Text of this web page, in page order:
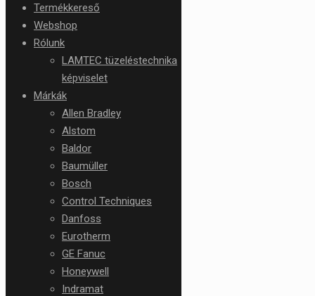
Termékkereső
Webshop
Rólunk
LAMTEC tüzeléstechnika
képviselet
Márkák
Allen Bradley
Alstom
Baldor
Baumüller
Bosch
Control Techniques
Danfoss
Eurotherm
GE Fanuc
Honeywell
Indramat